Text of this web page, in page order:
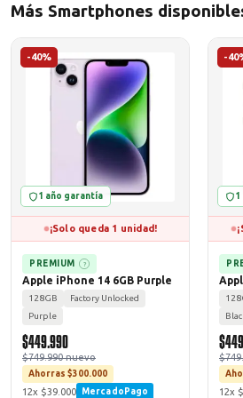
→
Más Smartphones
-40%
1 año garantía
¡Solo queda 1 unidad!
PREMIUM ?
Apple iPhone 14 6GB Purple
128GB
Factory Unlocked
Purple
$449.990
$749.990 nuevo
Ahorras $300.000
12x $39.000 MercadoPago
-
1
12x